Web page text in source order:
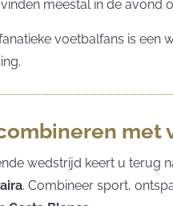
meestal in de avond
voetbalfans is een
met
wedstrijd keert u terug
. Combineer sport,